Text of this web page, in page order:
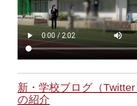
新・学校ブログ（
の紹介